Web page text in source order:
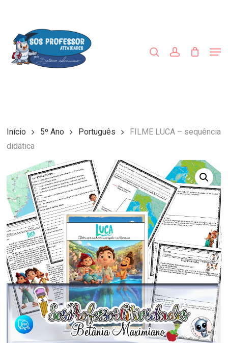
content
Início 5º Ano Português
FILME LUCA – sequência
didática